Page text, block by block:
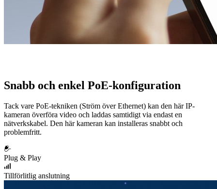
Snabb och enkel PoE-konfiguration
Tack vare PoE-tekniken (Ström över Ethernet) kan den här IP-
kameran överföra video och laddas samtidigt via endast en
nätverkskabel. Den här kameran kan installeras snabbt och
problemfritt.
Plug & Play
Tillförlitlig anslutning